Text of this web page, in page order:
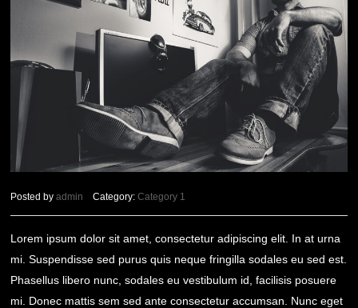
Posted by admin Category: Category 1
Lorem ipsum dolor sit amet, consectetur adipiscing elit. In at urna
mi. Suspendisse sed purus quis neque fringilla sodales eu sed est.
Phasellus libero nunc, sodales eu vestibulum id, facilisis posuere
mi. Donec mattis sem sed ante consectetur accumsan. Nunc eget